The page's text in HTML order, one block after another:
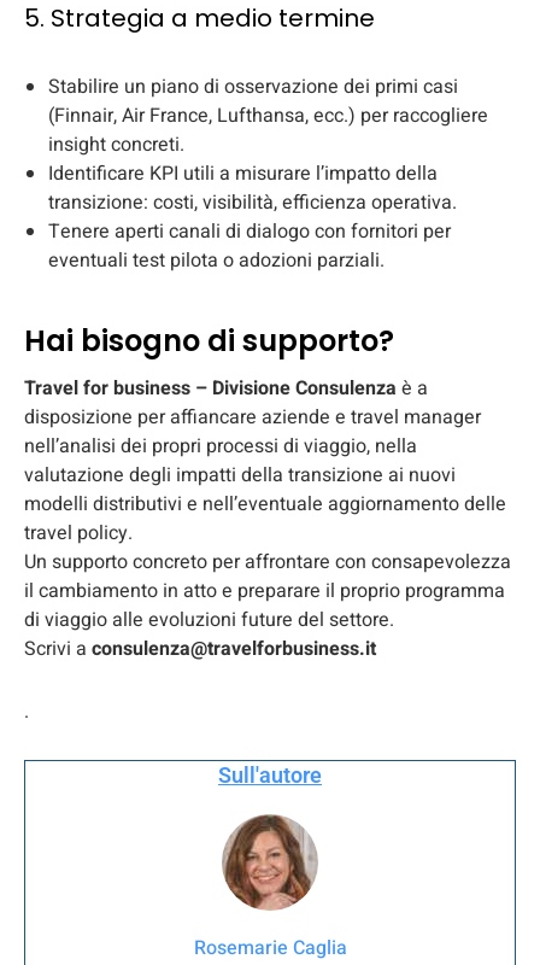
5. Strategia a medio termine
Stabilire un piano di osservazione dei primi casi
(Finnair, Air France, Lufthansa, ecc.) per raccogliere
insight concreti.
Identificare KPI utili a misurare l’impatto della
transizione: costi, visibilità, efficienza operativa.
Tenere aperti canali di dialogo con fornitori per
eventuali test pilota o adozioni parziali.
Hai bisogno di supporto?
Travel for business – Divisione Consulenza è a
disposizione per affiancare aziende e travel manager
nell’analisi dei propri processi di viaggio, nella
valutazione degli impatti della transizione ai nuovi
modelli distributivi e nell’eventuale aggiornamento delle
travel policy.
Un supporto concreto per affrontare con consapevolezza
il cambiamento in atto e preparare il proprio programma
di viaggio alle evoluzioni future del settore.
Scrivi a consulenza@travelforbusiness.it
.
Sull'autore
Rosemarie Caglia